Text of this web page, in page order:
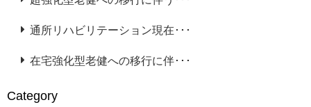
通所リハビリテーション現在･･･
在宅強化型老健への移行に伴･･･
Category